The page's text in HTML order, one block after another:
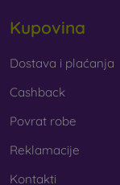
Guma i silikon
udarce i
Plastika
popularne.
dobre učinke
Koža
Kupovina
Dostava i plaćanja
Cashback
Povrat robe
Reklamacije
Kontakti